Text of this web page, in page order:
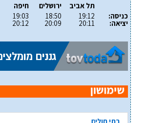
כניסה:
יציאה:
תל אביב
19:12
20:11
ירושלים
18:50
20:09
חיפה
19:03
20:12